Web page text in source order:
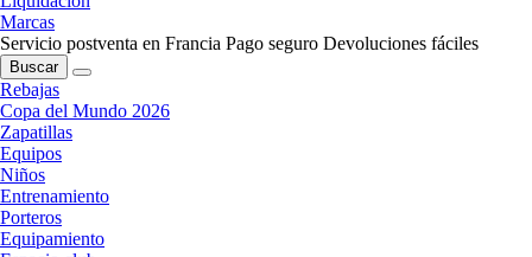
Marcas
Servicio postventa en Francia Pago seguro Devoluciones fáciles
Buscar
Rebajas
Copa del Mundo 2026
Zapatillas
Equipos
Niños
Entrenamiento
Porteros
Equipamiento